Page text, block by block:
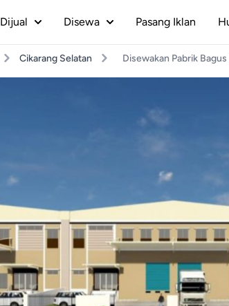
Dijual Disewa Pasang Iklan
Cikarang Selatan Disewakan Pabrik